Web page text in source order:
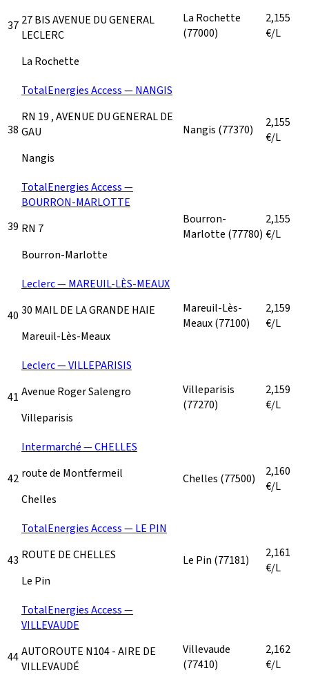
37 27 BIS AVENUE DU GENERAL
LECLERC
La Rochette
La Rochette
(77000)
2,155
€/L
38
TotalEnergies Access — NANGIS
RN 19 , AVENUE DU GENERAL DE
GAU
Nangis
Nangis (77370)
2,155
€/L
39
TotalEnergies Access —
BOURRON-MARLOTTE
RN 7
Bourron-Marlotte
Bourron-
Marlotte (77780)
2,155
€/L
40
Leclerc — MAREUIL-LÈS-MEAUX
30 MAIL DE LA GRANDE HAIE
Mareuil-Lès-Meaux
Mareuil-Lès-
Meaux(77100)
2,159
€/L
41
Leclerc — VILLEPARISIS
Avenue Roger Salengro
Villeparisis
Villeparisis
(77270)
2,159
€/L
42
Intermarché — CHELLES
route de Montfermeil
Chelles
Chelles (77500)
2,160
€/L
43
TotalEnergies Access — LE PIN
ROUTE DE CHELLES
Le Pin
Le Pin (77181)
2,161
€/L
44
TotalEnergies Access —
VILLEVAUDE
AUTOROUTE N104 - AIRE DE
VILLEVAUDÉ
Villevaude
(77410)
2,162
€/L